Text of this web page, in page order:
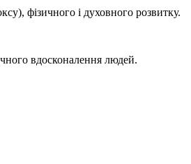
фізичного і духовного розвитку.
вдосконалення людей.